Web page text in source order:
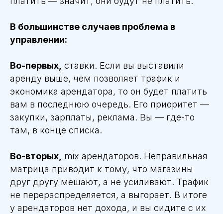
В большинстве случаев проблема в
управлении:
Во-первых, ставки. Если вы выставили
аренду выше, чем позволяет трафик и
экономика арендатора, то он будет платить
вам в последнюю очередь. Его приоритет —
закупки, зарплаты, реклама. Вы — где-то
там, в конце списка.
Во-вторых, mix арендаторов. Неправильная
матрица приводит к тому, что магазины
друг другу мешают, а не усиливают. Трафик
не перераспределяется, а выгорает. В итоге
у арендаторов нет дохода, и вы сидите с их